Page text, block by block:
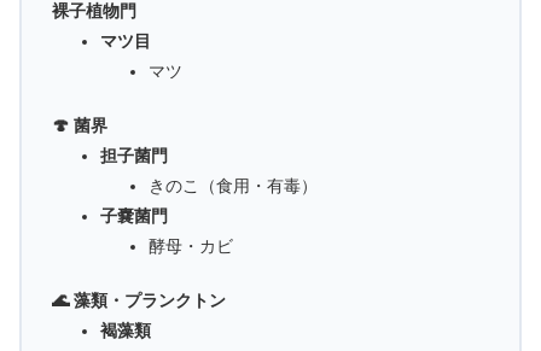
裸子植物門
マツ目
マツ
🍄 菌界
担子菌門
きのこ（食用・有毒）
子嚢菌門
酵母・カビ
🌊 藻類・プランクトン
褐藻類